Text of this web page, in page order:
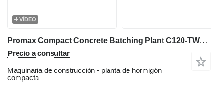
VÍDEO
Promax Compact Concrete Batching Plant C120-TWN-LINE (120m3/h)
Precio a consultar
Maquinaria de construcción - planta de hormigón
compacta